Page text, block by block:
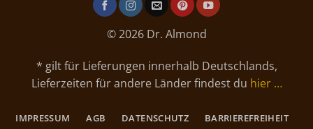
© 2026 Dr. Almond
* gilt für Lieferungen innerhalb Deutschlands,
Lieferzeiten für andere Länder findest du hier …
IMPRESSUM AGB DATENSCHUTZ BARRIEREFREIHEIT